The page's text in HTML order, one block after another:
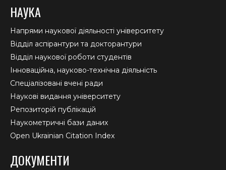
НАУКА
Напрями наукової діяльності університету
Відділ аспірантури та докторантури
Відділ наукової роботи студентів
Інноваційна, науково-технічна діяльність
Спеціалізовані вчені ради
Наукові видання університету
Репозиторій публікацій
Наукометричні бази даних
Open Ukrainian Citation Index
ДОКУМЕНТИ